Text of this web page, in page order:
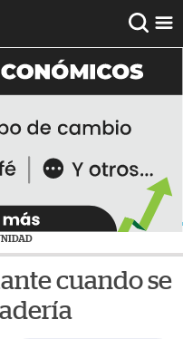
cuando se